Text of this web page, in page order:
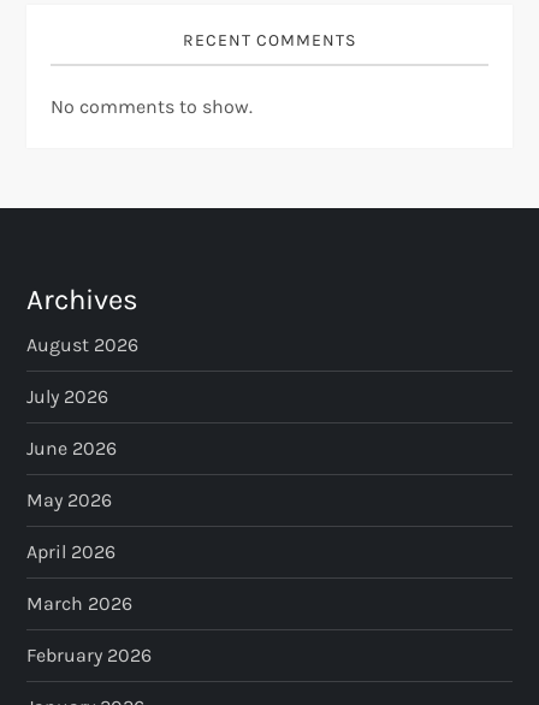
RECENT COMMENTS
No comments to show.
Archives
August 2026
July 2026
June 2026
May 2026
April 2026
March 2026
February 2026